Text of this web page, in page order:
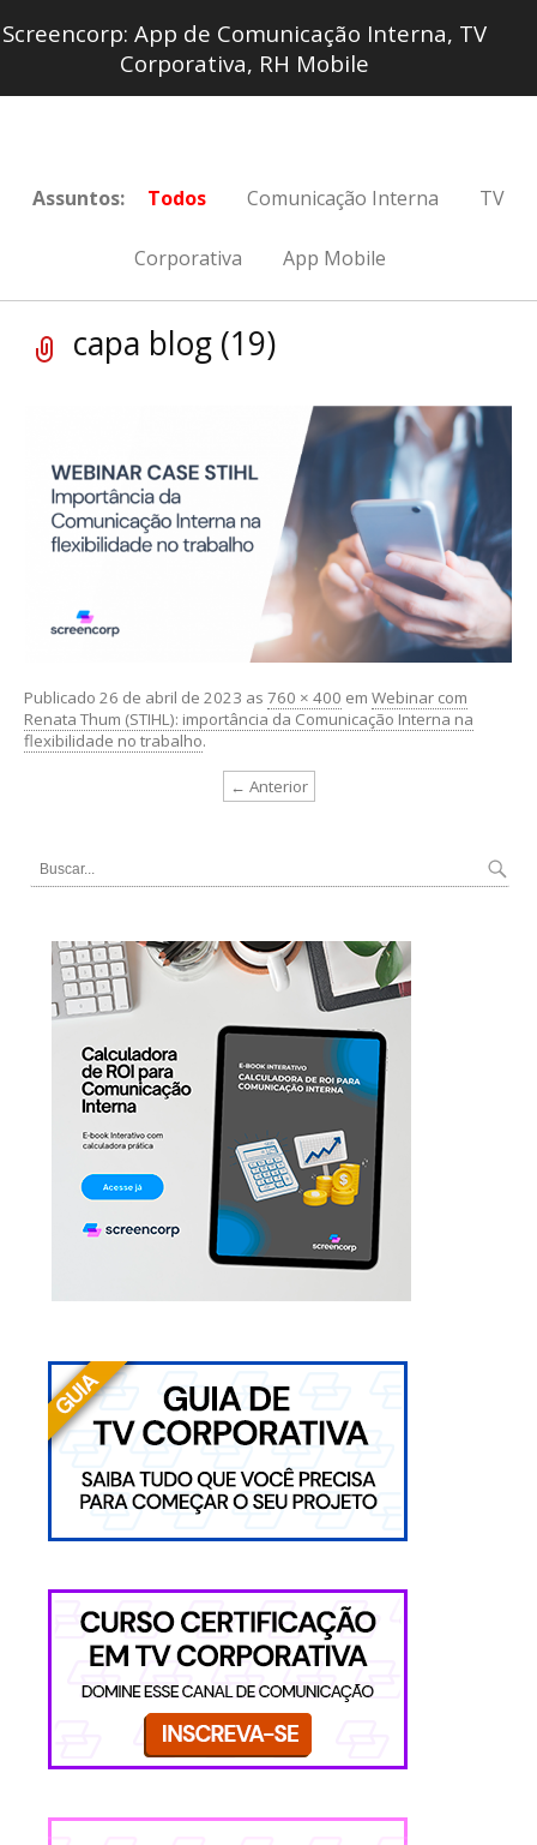
Screencorp: App de Comunicação Interna, TV
Corporativa, RH Mobile
Assuntos: Todos Comunicação Interna TV
Corporativa App Mobile
capa blog (19)
Publicado 26 de abril de 2023 as 760 × 400 em Webinar com
Renata Thum (STIHL): importância da Comunicação Interna na
flexibilidade no trabalho.
← Anterior